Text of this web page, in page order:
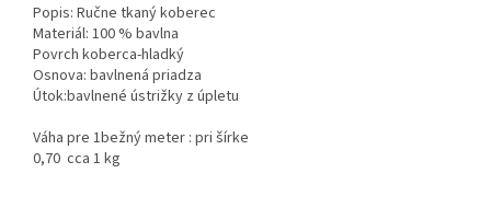
Popis: Ručne tkaný koberec
Materiál: 100 % bavlna
Povrch koberca-hladký
Osnova: bavlnená priadza
Útok:bavlnené ústrižky z úpletu
Váha pre 1bežný meter : pri šírke
0,70 cca 1 kg